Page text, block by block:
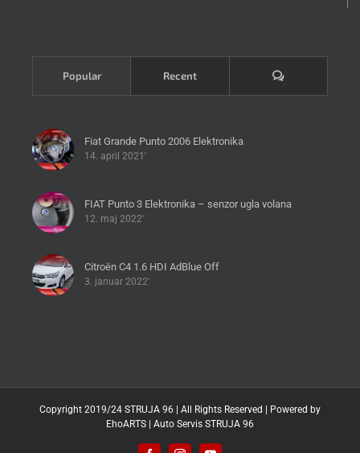
Popular Recent Komentari
Fiat Grande Punto 2006 Elektronika
14. april 2021'
FIAT Punto 3 Elektronika – senzor ugla volana
12. maj 2022'
Citroën C4 1.6 HDI AdBlue Off
3. januar 2022'
Copyright 2019/24 STRUJA 96 | All Rights Reserved | Powered by
EhoARTS | Auto Servis STRUJA 96